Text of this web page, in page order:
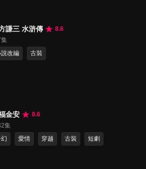
謙三 水滸傳
8.6
說改編
古裝
金安
8.6
集
愛情 穿越 古裝 短劇